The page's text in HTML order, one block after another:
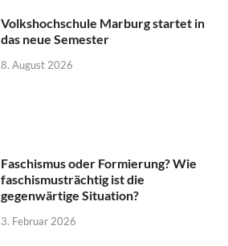
Volkshochschule Marburg startet in
das neue Semester
8. August 2026
Faschismus oder Formierung? Wie
faschismusträchtig ist die
gegenwärtige Situation?
3. Februar 2026